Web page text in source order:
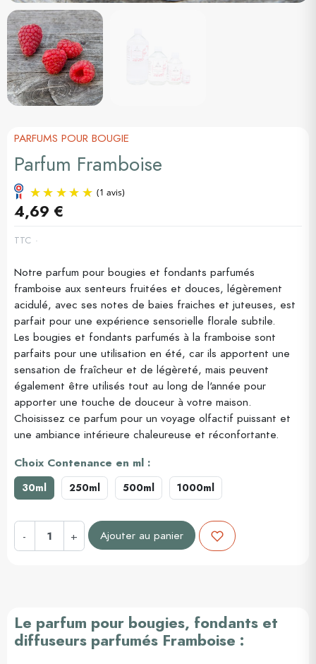
PARFUMS POUR BOUGIE
Parfum Framboise
(1 avis)
4,69 €
TTC
Notre parfum pour bougies et fondants parfumés
framboise aux senteurs fruitées et douces, légèrement
acidulé, avec ses notes de baies fraiches et juteuses, est
parfait pour une expérience sensorielle florale subtile.
Les bougies et fondants parfumés à la framboise sont
parfaits pour une utilisation en été, car ils apportent une
sensation de fraîcheur et de légèreté, mais peuvent
également être utilisés tout au long de l'année pour
apporter une touche de douceur à votre maison.
Choisissez ce parfum pour un voyage olfactif puissant et
une ambiance intérieure chaleureuse et réconfortante.
Choix Contenance en ml :
30ml 250ml 500ml 1000ml
- + Ajouter au panier
Le parfum pour bougies, fondants et
diffuseurs parfumés Framboise :